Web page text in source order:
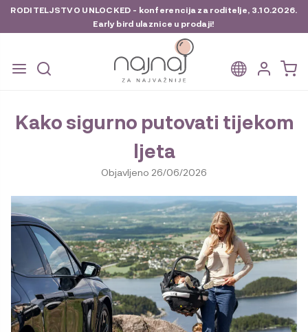
RODITELJSTVO UNLOCKED - konferencija za roditelje, 3.10.2026.
Early bird ulaznice u prodaji!
navigaciju
sadržaja
Kako sigurno putovati tijekom
ljeta
Objavljeno 26/06/2026